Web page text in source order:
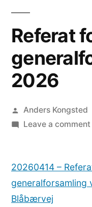
Referat
2026
Posted
by
Anders Kongsted
Leave a comment
20260414 –
generalforsamling
Blåbærvej